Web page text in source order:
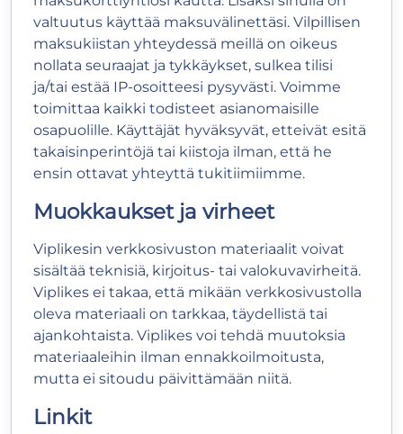
valtuutus käyttää maksuvälinettäsi. Vilpillisen
maksukiistan yhteydessä meillä on oikeus
nollata seuraajat ja tykkäykset, sulkea tilisi
ja/tai estää IP-osoitteesi pysyvästi. Voimme
toimittaa kaikki todisteet asianomaisille
osapuolille. Käyttäjät hyväksyvät, etteivät esitä
takaisinperintöjä tai kiistoja ilman, että he
ensin ottavat yhteyttä tukitiimiimme.
Muokkaukset ja virheet
Viplikesin verkkosivuston materiaalit voivat
sisältää teknisiä, kirjoitus- tai valokuvavirheitä.
Viplikes ei takaa, että mikään verkkosivustolla
oleva materiaali on tarkkaa, täydellistä tai
ajankohtaista. Viplikes voi tehdä muutoksia
materiaaleihin ilman ennakkoilmoitusta,
mutta ei sitoudu päivittämään niitä.
Linkit